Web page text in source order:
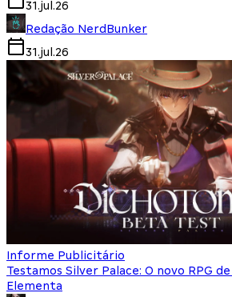
31.jul.26
Redação NerdBunker
31.jul.26
Informe Publicitário
Testamos Silver Palace: O novo RPG
Elementa